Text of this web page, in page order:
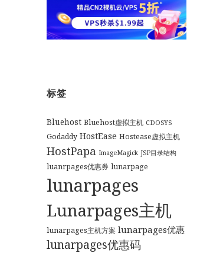
标签
Bluehost Bluehost虚拟主机 CDOSYS
Godaddy HostEase Hostease虚拟主机
HostPapa ImageMagick JSP目录结构
luanrpages优惠券 lunarpage
lunarpages
Lunarpages主机
lunarpages主机方案 lunarpages优惠
lunarpages优惠码